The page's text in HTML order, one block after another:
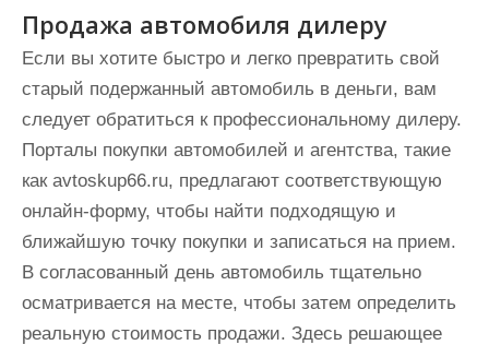
Продажа автомобиля дилеру
Если вы хотите быстро и легко превратить свой
старый подержанный автомобиль в деньги, вам
следует обратиться к профессиональному дилеру.
Порталы покупки автомобилей и агентства, такие
как avtoskup66.ru, предлагают соответствующую
онлайн-форму, чтобы найти подходящую и
ближайшую точку покупки и записаться на прием.
В согласованный день автомобиль тщательно
осматривается на месте, чтобы затем определить
реальную стоимость продажи. Здесь решающее